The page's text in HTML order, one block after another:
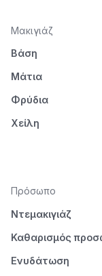
Μακιγιάζ
Βάση
Μάτια
Φρύδια
Χείλη
Πρόσωπο
Ντεμακιγιάζ
Καθαρισμός
Ενυδάτωση